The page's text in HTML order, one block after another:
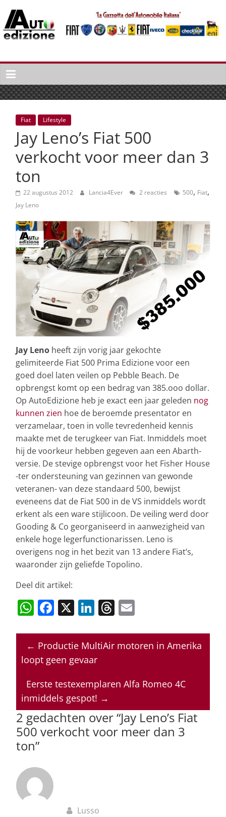
naar
inhoud
Auto
Edizione
La
Gazetta
dell'Automobile
Italiana
Italiaans
autonieuws
lifestyle
Fiat Lifestyle
Jay Leno’s Fiat 500
verkocht voor meer dan 3
ton
22 augustus 2012 Lancia4Ever 2 reacties 500, Fiat,
Jay Leno
Jay Leno heeft zijn vorig jaar gekochte
gelimiteerde Fiat 500 Prima Edizione voor een
goed doel laten veilen op Pebble Beach. De
opbrengst komt op een bedrag van 385.ooo dollar.
Op AutoEdizione heb je exact een jaar geleden nog
kunnen zien hoe de beroemde presentator en
verzamelaar, toen in volle tevredenheid kennis
maakte met de terugkeer van Fiat. Inmiddels moet
hij de voorkeur hebben gegeven aan een Abarth-
versie. De stevige opbrengst voor het Fisher House
-ter ondersteuning van gezinnen van gewonde
veteranen- van deze standaard 500, bewijst
eveneens dat de Fiat 500 in de VS inmiddels wordt
erkent als een ware stijlicoon. De veiling werd door
Gooding & Co georganiseerd in aanwezigheid van
enkele hoge legerfunctionarissen. Leno is
overigens nog in het bezit van 13 andere Fiat’s,
waaronder zijn geliefde Topolino.
Deel dit artikel:
W
at
s
A
p
p
F
c
e
o
o
k
X Li
k
e
n
T
re
a
s
ai
l
← Productie MultiAir motoren in Amerika
loopt geen gevaar
Eerste testexemplaren Alfa Romeo 4C
inmiddels gespot! →
2 gedachten over “Jay Leno’s Fiat
500 verkocht voor meer dan 3
ton”
Lusso